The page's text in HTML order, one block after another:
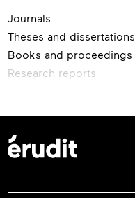
Journals
Theses and dissertations
Books and proceedings
Research reports